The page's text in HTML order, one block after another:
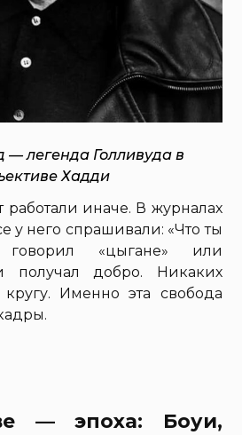
— легенда Голливуда в
Хадди
работали иначе. В журналах
у него спрашивали: «Что ты
«цыгане» или
получал добро. Никаких
Именно эта свобода
— эпоха: Боуи,